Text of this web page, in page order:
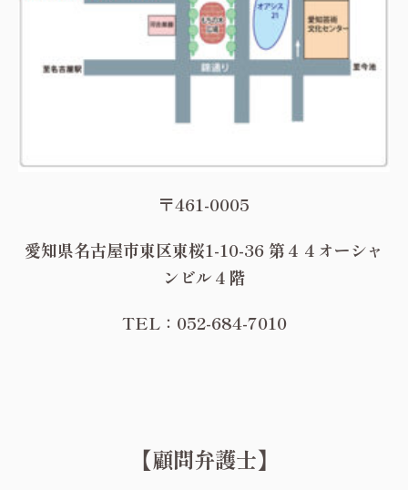
〒461-0005
愛知県名古屋市東区東桜1-10-36 第４４オーシャ
ンビル４階
TEL：052-684-7010
【顧問弁護士】